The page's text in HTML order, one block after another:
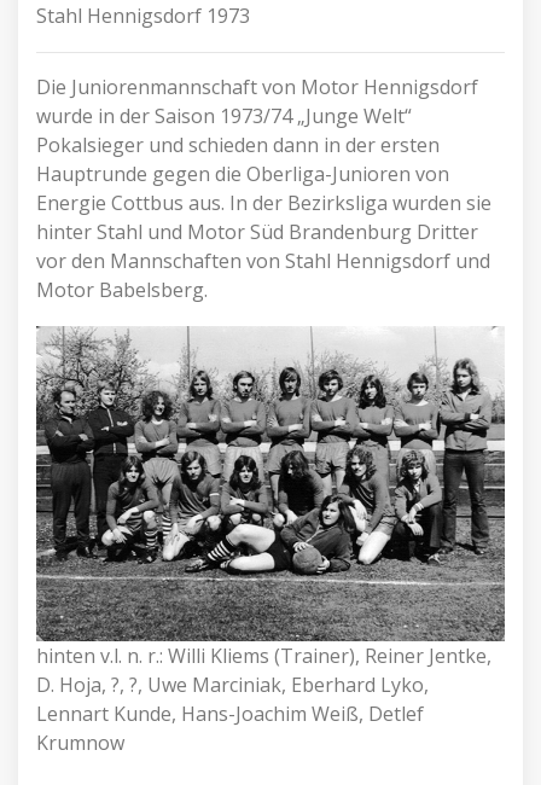
Stahl Hennigsdorf 1973
Die Juniorenmannschaft von Motor Hennigsdorf
wurde in der Saison 1973/74 „Junge Welt“
Pokalsieger und schieden dann in der ersten
Hauptrunde gegen die Oberliga-Junioren von
Energie Cottbus aus. In der Bezirksliga wurden sie
hinter Stahl und Motor Süd Brandenburg Dritter
vor den Mannschaften von Stahl Hennigsdorf und
Motor Babelsberg.
hinten v.l. n. r.: Willi Kliems (Trainer), Reiner Jentke,
D. Hoja, ?, ?, Uwe Marciniak, Eberhard Lyko,
Lennart Kunde, Hans-Joachim Weiß, Detlef
Krumnow